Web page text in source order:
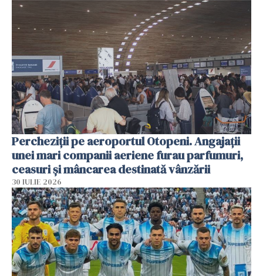
Percheziții pe aeroportul Otopeni. Angajații
unei mari companii aeriene furau parfumuri,
ceasuri și mâncarea destinată vânzării
30 IULIE 2026